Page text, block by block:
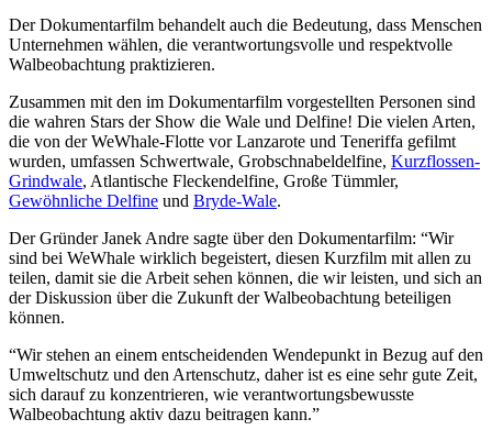
Der Dokumentarfilm behandelt auch die Bedeutung, dass Menschen
Unternehmen wählen, die verantwortungsvolle und respektvolle
Walbeobachtung praktizieren.
Zusammen mit den im Dokumentarfilm vorgestellten Personen sind
die wahren Stars der Show die Wale und Delfine! Die vielen Arten,
die von der WeWhale-Flotte vor Lanzarote und Teneriffa gefilmt
wurden, umfassen Schwertwale, Grobschnabeldelfine, Kurzflossen-
Grindwale, Atlantische Fleckendelfine, Große Tümmler,
Gewöhnliche Delfine und Bryde-Wale.
Der Gründer Janek Andre sagte über den Dokumentarfilm: “Wir
sind bei WeWhale wirklich begeistert, diesen Kurzfilm mit allen zu
teilen, damit sie die Arbeit sehen können, die wir leisten, und sich an
der Diskussion über die Zukunft der Walbeobachtung beteiligen
können.
“Wir stehen an einem entscheidenden Wendepunkt in Bezug auf den
Umweltschutz und den Artenschutz, daher ist es eine sehr gute Zeit,
sich darauf zu konzentrieren, wie verantwortungsbewusste
Walbeobachtung aktiv dazu beitragen kann.”